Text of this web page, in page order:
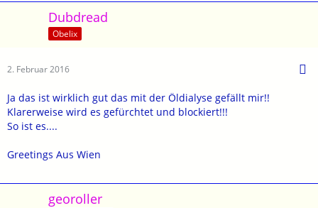
Dubdread
Obelix
2. Februar 2016
Ja das ist wirklich gut das mit der Öldialyse gefällt mir!!
Klarerweise wird es gefürchtet und blockiert!!!
So ist es....
Greetings Aus Wien
georoller